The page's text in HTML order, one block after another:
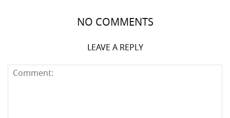
NO COMMENTS
LEAVE A REPLY